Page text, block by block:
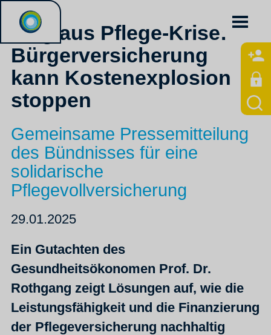
Weg aus Pflege-Krise:
Bürgerversicherung
kann Kostenexplosion
stoppen
Gemeinsame Pressemitteilung
des Bündnisses für eine
solidarische
Pflegevollversicherung
29.01.2025
Ein Gutachten des
Gesundheitsökonomen Prof. Dr.
Rothgang zeigt Lösungen auf, wie die
Leistungsfähigkeit und die Finanzierung
der Pflegeversicherung nachhaltig